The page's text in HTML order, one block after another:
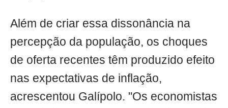
Além de criar essa dissonância na
percepção da população, os choques
de oferta recentes têm produzido efeito
nas expectativas de inflação,
acrescentou Galípolo. "Os economistas